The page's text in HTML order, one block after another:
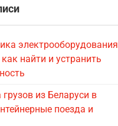
электрооборудования
найти и устранить
из Беларуси в
поезда и